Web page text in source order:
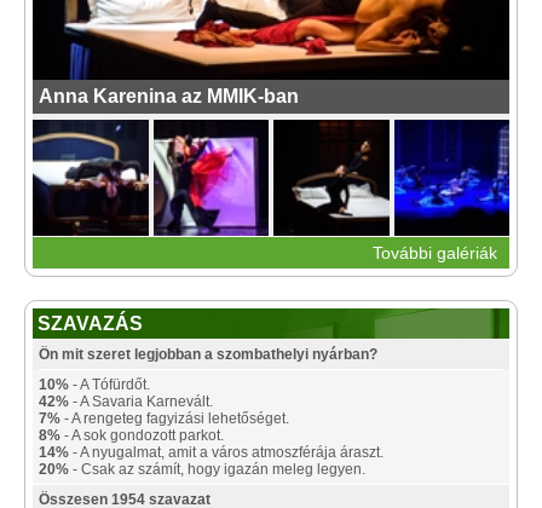
Anna Karenina az MMIK-ban
További galériák
SZAVAZÁS
Ön mit szeret legjobban a szombathelyi nyárban?
10% - A Tófürdőt.
42% - A Savaria Karnevált.
7% - A rengeteg fagyizási lehetőséget.
8% - A sok gondozott parkot.
14% - A nyugalmat, amit a város atmoszférája áraszt.
20% - Csak az számít, hogy igazán meleg legyen.
Összesen 1954 szavazat